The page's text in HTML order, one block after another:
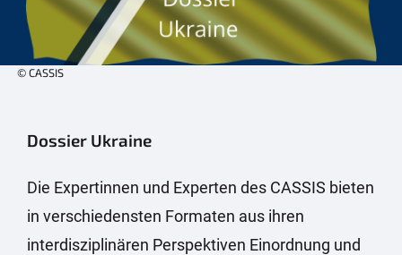
Dossier Ukraine
Die Expertinnen und Experten des CASSIS bieten
in verschiedensten Formaten aus ihren
interdisziplinären Perspektiven Einordnung und
© CASSIS